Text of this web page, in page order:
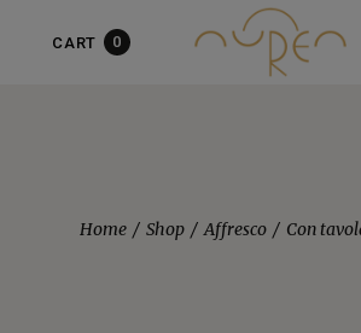
CART 0
Home Shop Affresco Con
Articolo aggiunto al carrello!vedi il